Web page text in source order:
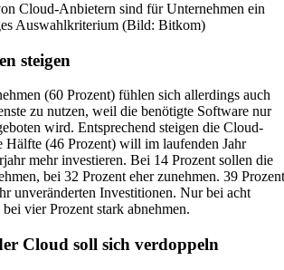
Cloud-Anbietern sind für Unternehmen ein
Auswahlkriterium (Bild: Bitkom)
steigen
(60 Prozent) fühlen sich allerdings auch
zu nutzen, weil die benötigte Software nur
wird. Entsprechend steigen die Cloud-
Hälfte (46 Prozent) will im laufenden Jahr
mehr investieren. Bei 14 Prozent sollen die
bei 32 Prozent eher zunehmen. 39
unveränderten Investitionen. Nur bei acht
vier Prozent stark abnehmen.
Cloud soll sich verdoppeln